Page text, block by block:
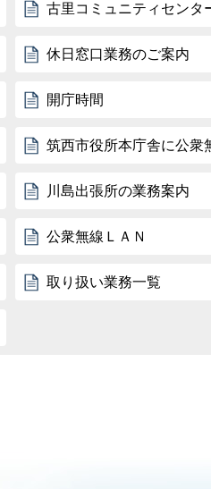
古里コミュニティセンタ
休日窓口業務のご案内
開庁時間
筑西市役所本庁舎に公衆
川島出張所の業務案内
公衆無線ＬＡＮ
取り扱い業務一覧